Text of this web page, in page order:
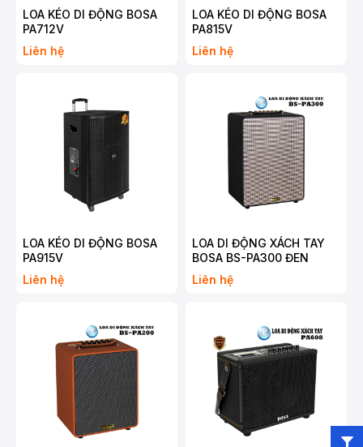
LOA KÉO DI ĐỘNG BOSA
PA712V
Liên hệ
LOA KÉO DI ĐỘNG BOSA
PA815V
Liên hệ
LOA KÉO DI ĐỘNG BOSA
PA915V
Liên hệ
LOA DI ĐỘNG XÁCH TAY
BOSA BS-PA300 ĐEN
Liên hệ